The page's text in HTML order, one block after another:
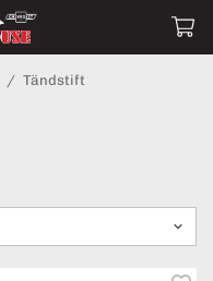
/ Tändstift